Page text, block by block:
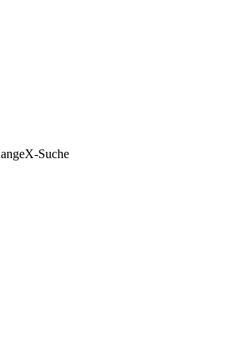
Suche